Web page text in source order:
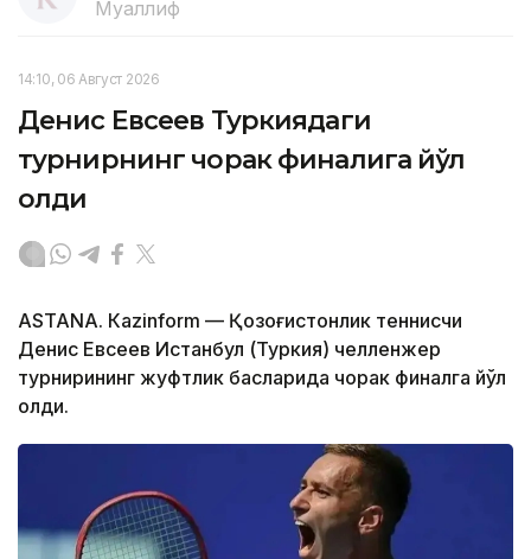
Муаллиф
14:10, 06 Август 2026
Денис Евсеев Туркиядаги
турнирнинг чорак финалига йўл
олди
ASTANА. Кazinform — Қозоғистонлик теннисчи
Денис Евсеев Истанбул (Туркия) челленжер
турнирининг жуфтлик баҳсларида чорак финалга йўл
олди.